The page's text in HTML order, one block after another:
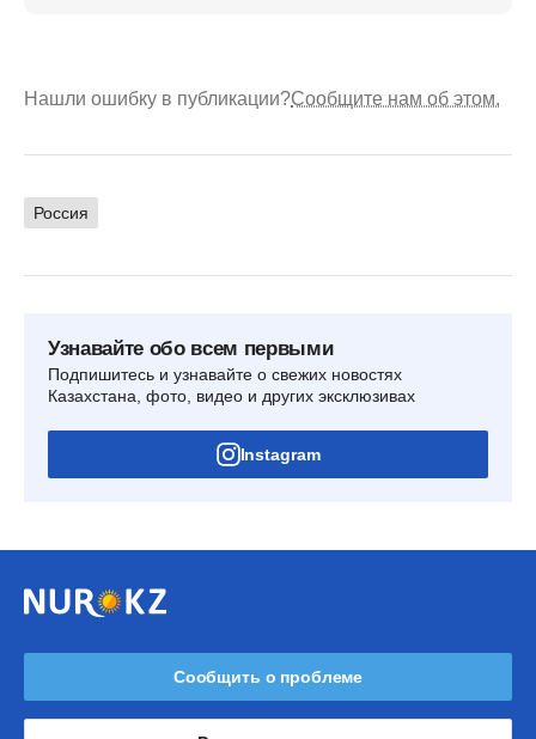
Нашли ошибку в публикации?Сообщите нам об этом.
Россия
Узнавайте обо всем первыми
Подпишитесь и узнавайте о свежих новостях
Казахстана, фото, видео и других эксклюзивах
Instagram
Сообщить о проблеме